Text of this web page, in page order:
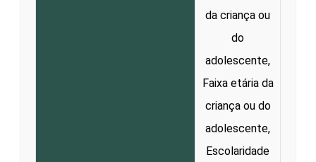
da criança ou
do
adolescente,
Faixa etária da
criança ou do
adolescente,
Escolaridade